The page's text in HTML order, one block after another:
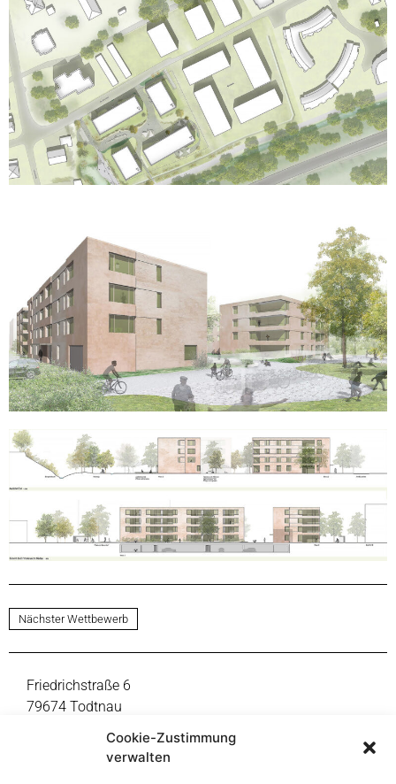
Cookie-Zustimmung
verwalten
Nächster Wettbewerb
Friedrichstraße 6
79674 Todtnau
Fon +49 7671 9999-0
mail@thoma-lay-buchler.de